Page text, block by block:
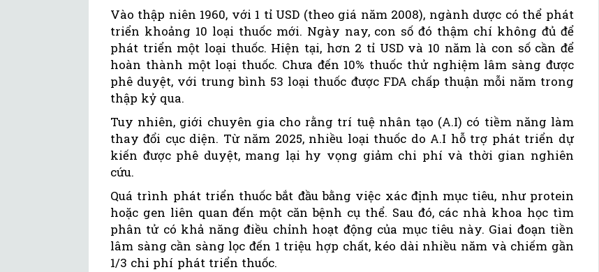
Vào thập niên 1960, với 1 tỉ USD (theo giá năm 2008), ngành dược có thể phát
triển khoảng 10 loại thuốc mới. Ngày nay, con số đó thậm chí không đủ để
phát triển một loại thuốc. Hiện tại, hơn 2 tỉ USD và 10 năm là con số cần để
hoàn thành một loại thuốc. Chưa đến 10% thuốc thử nghiệm lâm sàng được
phê duyệt, với trung bình 53 loại thuốc được FDA chấp thuận mỗi năm trong
thập kỷ qua.
Tuy nhiên, giới chuyên gia cho rằng trí tuệ nhân tạo (A.I) có tiềm năng làm
thay đổi cục diện. Từ năm 2025, nhiều loại thuốc do A.I hỗ trợ phát triển dự
kiến được phê duyệt, mang lại hy vọng giảm chi phí và thời gian nghiên
cứu.
Quá trình phát triển thuốc bắt đầu bằng việc xác định mục tiêu, như protein
hoặc gen liên quan đến một căn bệnh cụ thể. Sau đó, các nhà khoa học tìm
phân tử có khả năng điều chỉnh hoạt động của mục tiêu này. Giai đoạn tiền
lâm sàng cần sàng lọc đến 1 triệu hợp chất, kéo dài nhiều năm và chiếm gần
1/3 chi phí phát triển thuốc.